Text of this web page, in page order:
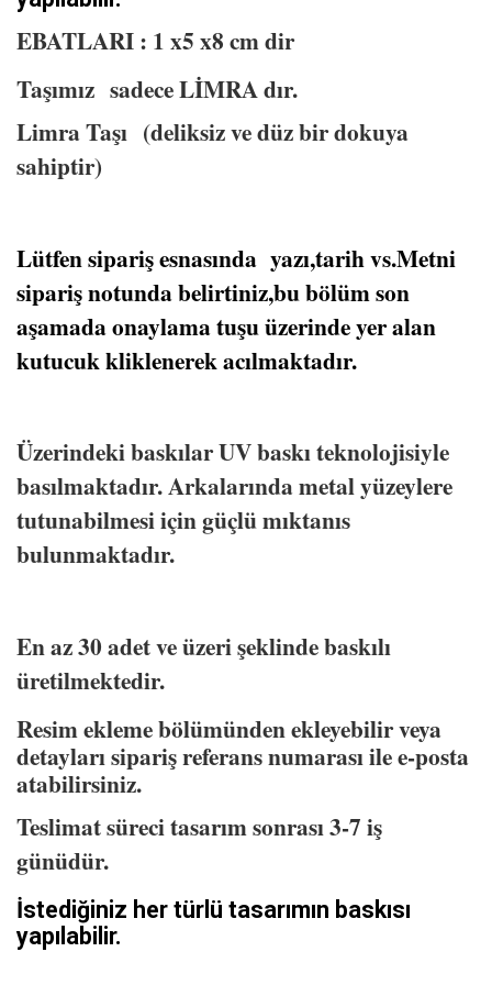
EBATLARI : 1 x5 x8 cm dir
Taşımız sadece LİMRA dır.
Limra Taşı (deliksiz ve düz bir dokuya
sahiptir)
Lütfen sipariş esnasında yazı,tarih vs.Metni
sipariş notunda belirtiniz,bu bölüm son
aşamada onaylama tuşu üzerinde yer alan
kutucuk kliklenerek acılmaktadır.
Üzerindeki baskılar UV baskı teknolojisiyle
basılmaktadır. Arkalarında metal yüzeylere
tutunabilmesi için güçlü mıktanıs
bulunmaktadır.
En az 30 adet ve üzeri şeklinde baskılı
üretilmektedir.
Resim ekleme bölümünden ekleyebilir veya
detayları sipariş referans numarası ile e-posta
atabilirsiniz.
Teslimat süreci tasarım sonrası 3-7 iş
günüdür.
İstediğiniz her türlü tasarımın baskısı
yapılabilir.